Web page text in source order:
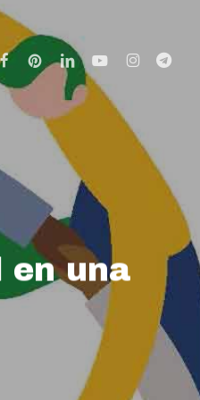
PinterestLinkedinYoutubeInstagramTelegram
en una